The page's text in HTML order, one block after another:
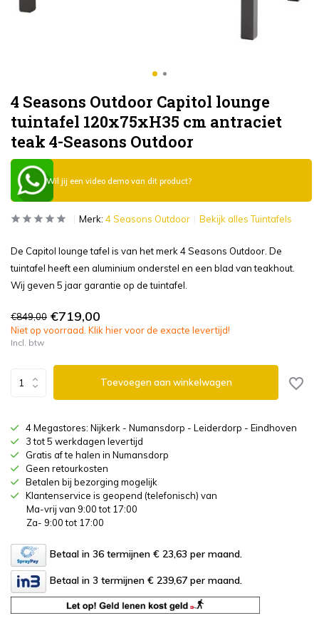
4 Seasons Outdoor Capitol lounge
tuintafel 120x75xH35 cm antraciet
teak 4-Seasons Outdoor
Wil jij een video demo van dit product?
Merk: 4 Seasons Outdoor Bekijk alles Tuintafels
De Capitol lounge tafel is van het merk 4 Seasons Outdoor. De
tuintafel heeft een aluminium onderstel en een blad van teakhout.
Wij geven 5 jaar garantie op de tuintafel.
€849,00 €719,00
Niet op voorraad. Klik hier voor de exacte levertijd!
Incl. btw
Toevoegen aan winkelwagen
4 Megastores: Nijkerk - Numansdorp - Leiderdorp - Eindhoven
3 tot 5 werkdagen levertijd
Gratis af te halen in Numansdorp
Geen retourkosten
Betalen bij bezorging mogelijk
Klantenservice is geopend (telefonisch) van
Ma-vrij van 9:00 tot 17:00
Za- 9:00 tot 17:00
Betaal in 36 termijnen € 23,63 per maand.
Betaal in 3 termijnen € 239,67 per maand.